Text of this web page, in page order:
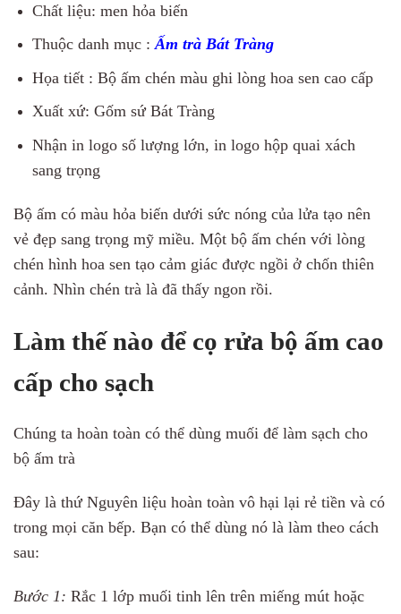
Chất liệu: men hỏa biến
Thuộc danh mục :Ấm trà Bát Tràng
Họa tiết : Bộ ấm chén màu ghi lòng hoa sen cao cấp
Xuất xứ: Gốm sứ Bát Tràng
Nhận in logo số lượng lớn, in logo hộp quai xách
sang trọng
Bộ ấm có màu hỏa biến dưới sức nóng của lửa tạo nên
vẻ đẹp sang trọng mỹ miều. Một bộ ấm chén với lòng
chén hình hoa sen tạo cảm giác được ngồi ở chốn thiên
cảnh. Nhìn chén trà là đã thấy ngon rồi.
Làm thế nào để cọ rửa bộ ấm cao
cấp cho sạch
Chúng ta hoàn toàn có thể dùng muối để làm sạch cho
bộ ấm trà
Đây là thứ Nguyên liệu hoàn toàn vô hại lại rẻ tiền và có
trong mọi căn bếp. Bạn có thể dùng nó là làm theo cách
sau:
Bước 1: Rắc 1 lớp muối tinh lên trên miếng mút hoặc